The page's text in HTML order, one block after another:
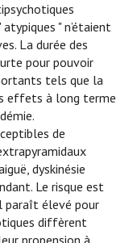
" n’étaient
La durée des
pour pouvoir
tels que la
effets à long terme
de
dyskinésie
Le risque est
paraît élevé pour
diffèrent
propension à